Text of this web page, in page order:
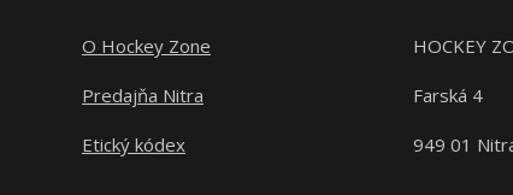
O Hockey Zone
Predajňa Nitra
Etický kódex
HOCKEY
Farská 4
949 01